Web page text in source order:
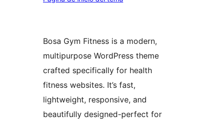
Bosa Gym Fitness is a modern,
multipurpose WordPress theme
crafted specifically for health
fitness websites. It’s fast,
lightweight, responsive, and
beautifully designed-perfect for